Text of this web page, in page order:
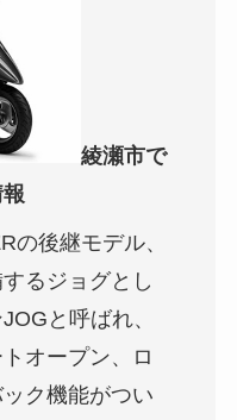
綾瀬市で
の後継モデル、
るジョグとし
と呼ばれ、
オープン、ロ
ク機能がつい